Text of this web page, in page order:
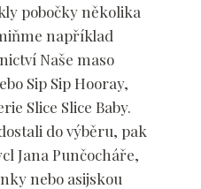
pobočky několika
například
Naše maso
Sip Sip Hooray,
Slice Slice Baby.
do výběru, pak
Jana Punčocháře,
nebo asijskou